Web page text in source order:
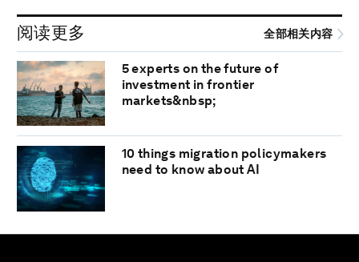
阅读更多 全部相关内容
5 experts on the future of
investment in frontier
markets&nbsp;
10 things migration policymakers
need to know about AI